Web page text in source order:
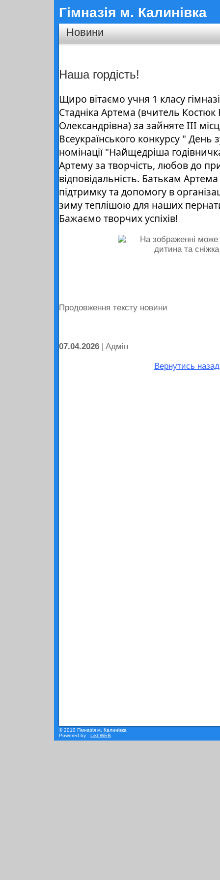
Гімназія м. Калинівка
Новини
Наша гордість!
Щиро вітаємо учня 1 класу
Стадніка Артема (вчитель Костюк
Олександрівна) за зайняте ІІІ
Всеукраїнського конкурсу " День
номінації "Найщедріша
Артему за творчість, любов до
відповідальність. Батькам
підтримку та допомогу в
зиму теплішою для наших
Бажаємо творчих успіхів!
Продовження тексту новини
07.04.2026 | Aдмін
Вернутись назад
© 2010 Гімназія м. Калинівка
Powered by : Likt WEB